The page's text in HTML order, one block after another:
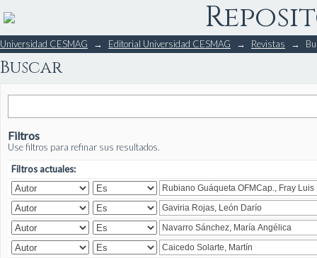
Buscar
Universidad CESMAG → Editorial Universidad CESMAG → Revistas →
Buscar
Filtros
Use filtros para refinar sus resultados.
Filtros actuales: